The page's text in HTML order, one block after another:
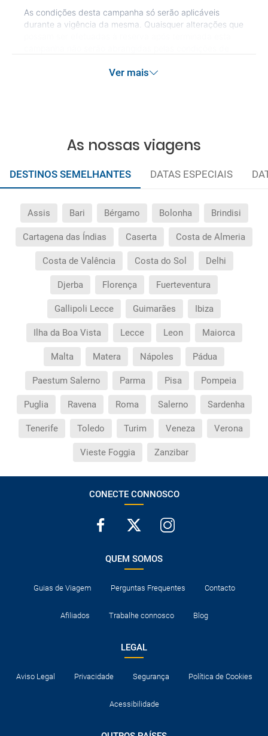
As condições desta campanha só serão aplicáveis
durante a vigência da mesma. Quaisquer alterações que
Ver mais
As nossas viagens
DESTINOS SEMELHANTES DATAS ESPECIAIS
Assis Bari Bérgamo Bolonha Brindisi
Cartagena das Índias Caserta Costa de Almeria
Costa de Valência Costa do Sol Delhi
Djerba Florença Fuerteventura
Gallipoli Lecce Guimarães Ibiza
Ilha da Boa Vista Lecce Leon Maiorca
Malta Matera Nápoles Pádua
Paestum Salerno Parma Pisa Pompeia
Puglia Ravena Roma Salerno Sardenha
Tenerife Toledo Turim Veneza Verona
Vieste Foggia Zanzibar
CONECTE CONNOSCO
QUEM SOMOS
Guias de Viagem Perguntas Frequentes Contacto
Afiliados Trabalhe connosco Blog
LEGAL
Aviso Legal Privacidade Segurança Política de Cookies
Acessibilidade